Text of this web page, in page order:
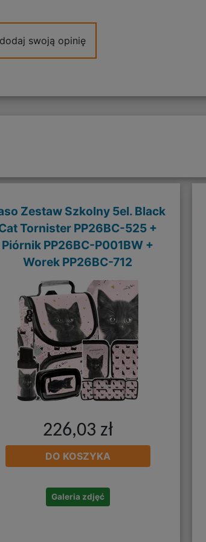
swoją opinię
Zestaw Szkolny 5el. Black
Tornister PP26BC-525 +
Piórnik PP26BC-P001BW +
Worek PP26BC-712
226,03 zł
DO KOSZYKA
Galeria zdjęć